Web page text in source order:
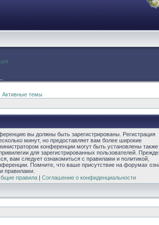
Активные темы
вы должны быть зарегистрированы. Регистрация
минут, но предоставляет вам более широкие
конференции могут быть установлены также
для зарегистрированных пользователей.
вам следует ознакомиться с правилами и политикой,
Помните, что ваше присутствие на форумах
правилами.
правила| Соглашение о конфиденциальности